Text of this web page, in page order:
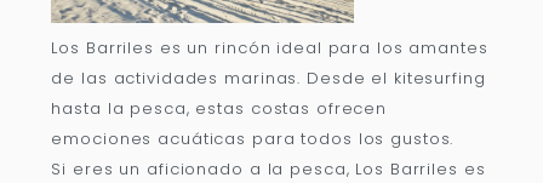
Los Barriles es un rincón ideal para los amantes
de las actividades marinas. Desde el kitesurfing
hasta la pesca, estas costas ofrecen
emociones acuáticas para todos los gustos.
Si eres un aficionado a la pesca, Los Barriles es